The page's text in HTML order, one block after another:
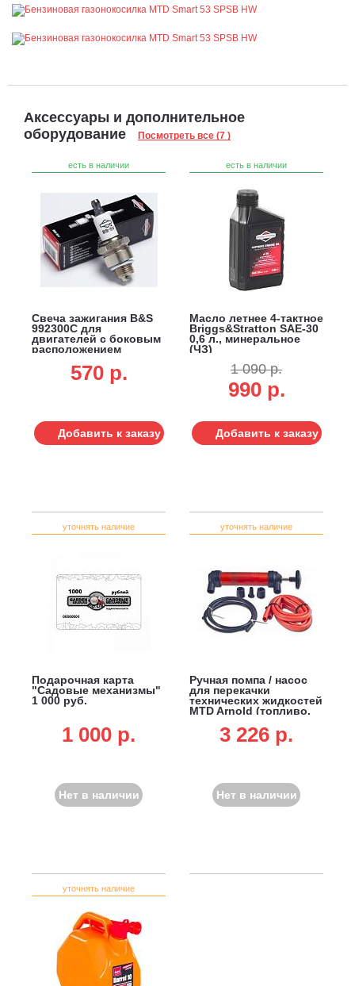
Аксессуары и дополнительное
оборудование
Посмотреть все (7 )
есть в наличии
Свеча зажигания B&S
992300C для
двигателей с боковым
расположением
Champion RJ19LMR)
570 p.
Добавить к заказу
есть в наличии
Масло летнее 4-тактное
Briggs&Stratton SAE-30
0,6 л., минеральное
(ЧЗ)
1 090 р.
990 р.
Добавить к заказу
уточнять наличие
Подарочная карта
"Садовые механизмы"
1 000 руб.
1 000 p.
Нет в наличии
уточнять наличие
Ручная помпа / насос
для перекачки
технических жидкостей
MTD Arnold (топливо,
3 226 p.
Нет в наличии
уточнять наличие